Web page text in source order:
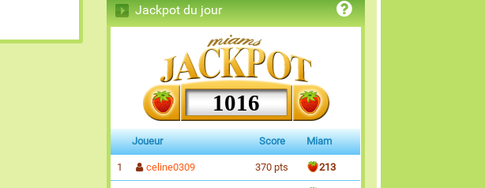
Jackpot du jour
1016
Joueur Score Miam
1 celine0309 370 pts 213